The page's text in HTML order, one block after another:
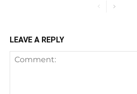
LEAVE A REPLY